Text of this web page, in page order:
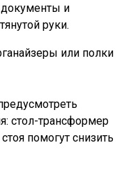
и
руки.
или полки
стол-трансформер
помогут снизить